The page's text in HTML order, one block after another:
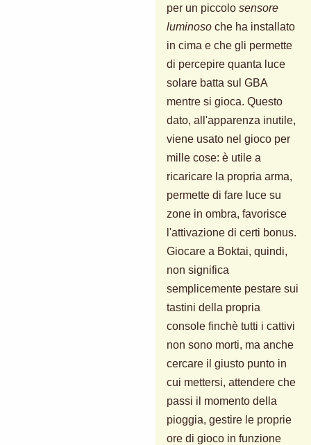
per un piccolo sensore
luminoso che ha installato
in cima e che gli permette
di percepire quanta luce
solare batta sul GBA
mentre si gioca. Questo
dato, all'apparenza inutile,
viene usato nel gioco per
mille cose: è utile a
ricaricare la propria arma,
permette di fare luce su
zone in ombra, favorisce
l'attivazione di certi bonus.
Giocare a Boktai, quindi,
non significa
semplicemente pestare sui
tastini della propria
console finchè tutti i cattivi
non sono morti, ma anche
cercare il giusto punto in
cui mettersi, attendere che
passi il momento della
pioggia, gestire le proprie
ore di gioco in funzione